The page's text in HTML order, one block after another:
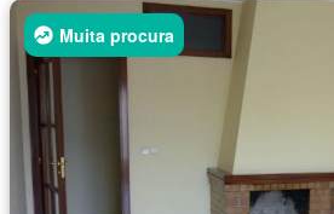
Muita procura